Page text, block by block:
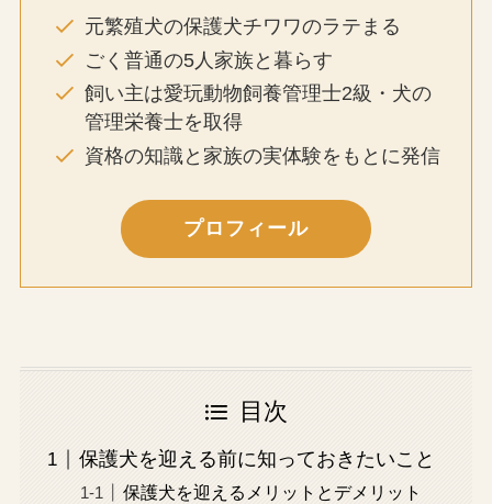
元繁殖犬の保護犬チワワのラテまる
ごく普通の5人家族と暮らす
飼い主は愛玩動物飼養管理士2級・犬の
管理栄養士を取得
資格の知識と家族の実体験をもとに発信
プロフィール
目次
保護犬を迎える前に知っておきたいこと
保護犬を迎えるメリットとデメリット